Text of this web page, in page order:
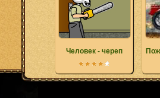
Человек - череп